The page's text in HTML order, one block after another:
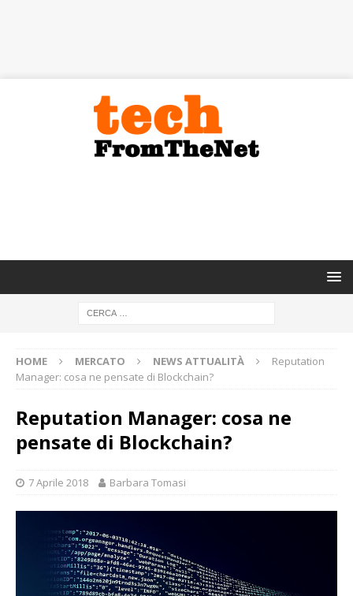
HOME MERCATO NEWS ATTUALITÀ
Reputation
Manager: cosa ne pensate di Blockchain?
Reputation Manager: cosa ne
pensate di Blockchain?
7 Aprile 2018 Barbara Tomasi